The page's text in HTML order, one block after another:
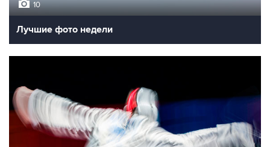
10
Лучшие фото недели